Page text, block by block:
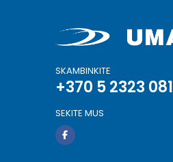
SKAMBINKITE
+370 5 2323 081
SEKITE MUS